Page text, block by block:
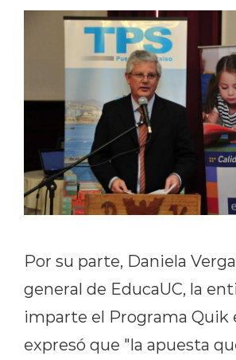
Por su parte, Daniela
general de EducaUC, la
imparte el Programa Quik
expresó que "la apuesta